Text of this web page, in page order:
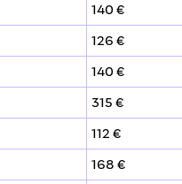
140 €
126 €
140 €
315 €
112 €
168 €